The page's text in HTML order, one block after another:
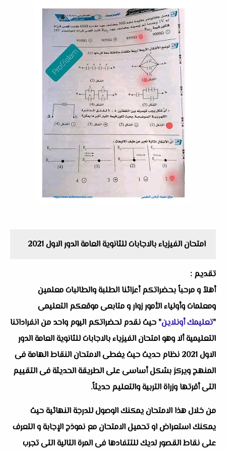
امتحان الفيزياء بالاجابات للثانوية العامة الدور الاول 2021
تقديم :
أهلاُ و مرحباً بحضراتكم أعزائنا الطلبة والطالبات معلمين
ومعلمات وأولياء الأمور زوار و متابعى موقعكم التعليمى
"تعليمك أونلاين" حيث نقدم لحضراتكم اليوم واحد من انفراداتنا
التعليمية ألا وهو امتحان الفيزياء بالاجابات للثانوية العامة الدور
الاول 2021 نظام حديث حيث يغطى الامتحان النقاط الهامة فى
المنهج ويركز بشكل أساسى على الطريقة الحديثة فى التقييم
التى أقرتها وزراة التربية والتعليم حديثاً.
من خلال هذا الامتحان يمكنك الوصول للدرجة النهائية حيث
يمكنك استعراض او تحميل الامتحان مع نموذج الإجابة و التعرف
على نقاط القصور لديك للتتفادها فى المرة التالية التى تجرب